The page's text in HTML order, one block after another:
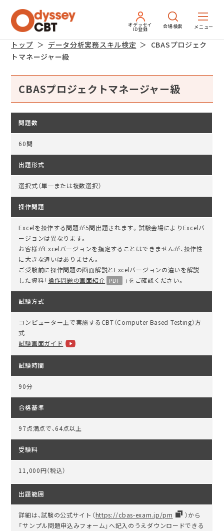
オデッセイ
ID登録 会場検索
トップ データ分析実務スキル検定
CBASプロジェク
トマネージャー級
CBASプロジェクトマネージャー級
問題数
60問
出題形式
選択式（単一または複数選択）
操作問題
Excelを操作する問題が5問出題されます。試験会場によりExcelバ
ージョンは異なります。
お客様がExcelバージョンを指定することはできませんが、操作性
に大きな違いはありません。
ご受験前に操作問題の画面解説とExcelバージョンの違いを解説
した資料「操作問題の画面紹介 」をご確認ください。
試験方式
コンピューター上で実施するCBT（Computer Based Testing）方
式
試験画面ガイド
試験時間
90分
合格基準
97点満点で、64点以上
受験料
11,000円（税込）
出題範囲
詳細は、試験の公式サイト（https://cbas-exam.jp/pm
）から
「サンプル問題申込みフォーム」へ記入のうえダウンロードできる